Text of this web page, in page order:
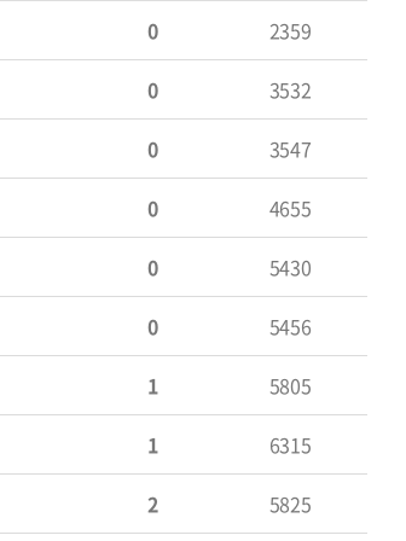
0 2359
0 3532
0 3547
0 4655
0 5430
0 5456
1 5805
1 6315
2 5825